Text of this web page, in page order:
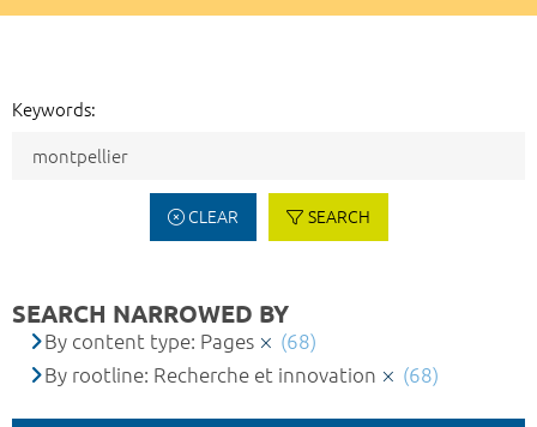
Keywords:
CLEAR SEARCH
SEARCH NARROWED BY
By content type: Pages
(68)
By rootline: Recherche et innovation
(68)